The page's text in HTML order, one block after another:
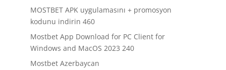
MOSTBET APK uygulamasını + promosyon
kodunu indirin 460
Mostbet App Download for PC Client for
Windows and MacOS 2023 240
Mostbet Azerbaycan